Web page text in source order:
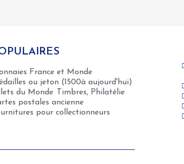
France et Monde
ou jeton (1500à aujourd'hui)
du Monde
Timbres, Philatélie
postales ancienne
pour collectionneurs